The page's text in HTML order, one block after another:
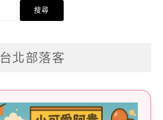
台北部落客